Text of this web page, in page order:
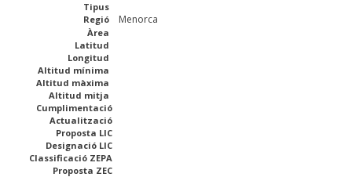
Tipus
Regió
Menorca
Àrea
Latitud
Longitud
Altitud mínima
Altitud màxima
Altitud mitja
Cumplimentació
Actualització
Proposta LIC
Designació LIC
Classificació ZEPA
Proposta ZEC